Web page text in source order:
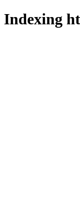
Indexing